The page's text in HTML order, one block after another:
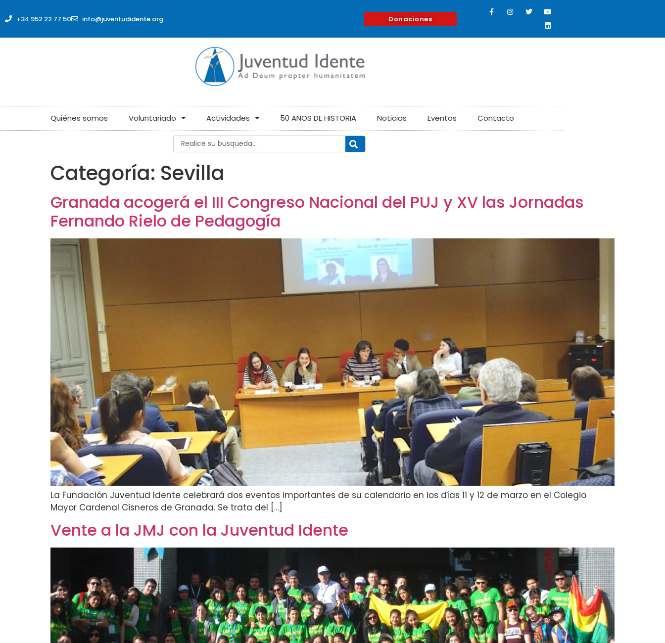
+34 952 22 77 50 info@juventudidente.org Donaciones
Quiénes somos Voluntariado Actividades 50 AÑOS DE HISTORIA Noticias Eventos Contacto
Categoría: Sevilla
Granada acogerá el III Congreso Nacional del PUJ y XV las Jornadas
Fernando Rielo de Pedagogía
La Fundación Juventud Idente celebrará dos eventos importantes de su calendario en los días 11 y 12 de marzo en el Colegio
Mayor Cardenal Cisneros de Granada. Se trata del […]
Vente a la JMJ con la Juventud Idente